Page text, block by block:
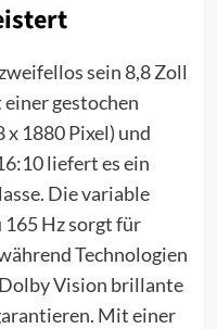
sein 8,8 Zoll
gestochen
1880 Pixel) und
liefert es ein
Die variable
Hz sorgt für
Technologien
Vision brillante
Mit einer